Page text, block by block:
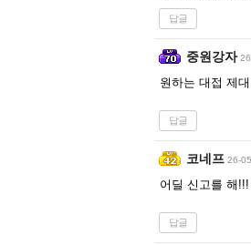
답글
중원강자
원하는 대접 제
답글
코네프 26-
어딜 신고를 해
답글